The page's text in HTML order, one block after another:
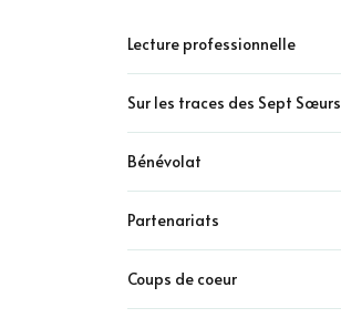
Lecture professionnelle
Sur les traces des Sept Sœurs
Bénévolat
Partenariats
Coups de coeur